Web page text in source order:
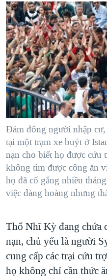
hướng
chính
Đi
tới
"Tìm"
MỤC
TỰ DO BÁO CHÍ
VẠCH TRẦN TIN GIẢ
NGƯỜI VIỆT HẢI NGOẠI
ĐỜI SỐNG
KINH TẾ
KHOA HỌC
SỨC KHOẺ
VĂN HOÁ
THỂ THAO
GIÁO DỤC
CHUYÊN ĐỀ
CHIẾN TRANH THƯƠNG
TẠI
HÀNH TRÌNH BẦU CỬ 2024
MỘT NĂM CHIẾN TRANH
GIẢI MÃ VÀNH ĐAI & CON
NGÀY TỊ NẠN THẾ GIỚI
TRỊNH VĨNH BÌNH -
GROUND ZERO – XƯA VÀ
CHI PHÍ CHIẾN TRANH
CÁC GIÁ TRỊ CỘNG HÒA Ở
TRỊNH VĨNH BÌNH VS.
NGƯ DÂN VIỆT VÀ LÀN
BÊN KIA QUỐC LỘ:
HỌC TIẾNG ANH
VIDEO
NGHE
MẠNG XÃ HỘI
Ngôn ngữ khác
Đám đông người nhập
tại một trạm xe buýt ở
nạn cho biết họ được
không tìm được công ăn
họ đã cố gắng nhiều
việc đàng hoàng nhưng
Thổ Nhĩ Kỳ đang chứa
nạn, chủ yếu là người
cung cấp các trại cứu
họ không chỉ cần thức